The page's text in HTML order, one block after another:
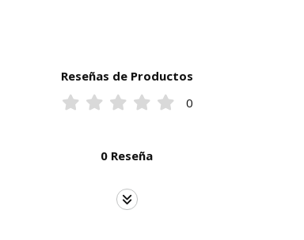
Reseñas de Productos
0
0 Reseña